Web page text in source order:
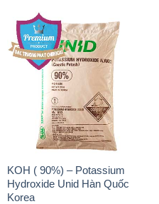
KOH ( 90%) – Potassium
Hydroxide Unid Hàn Quốc
Korea